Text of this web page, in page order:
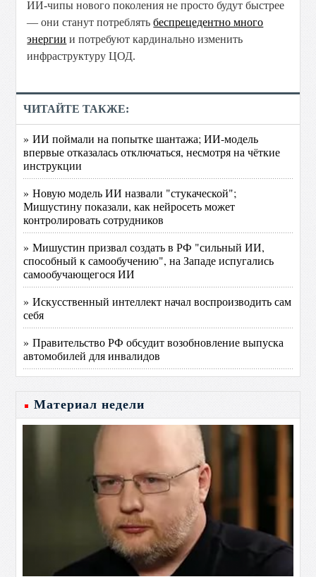
ИИ-чипы нового поколения не просто будут быстрее
— они станут потреблятьбеспрецедентно много
энергии и потребуют кардинально изменить
инфраструктуру ЦОД.
ЧИТАЙТЕ ТАКЖЕ:
» ИИ поймали на попытке шантажа; ИИ-модель
впервые отказалась отключаться, несмотря на чёткие
инструкции
» Новую модель ИИ назвали "стукаческой";
Мишустину показали, как нейросеть может
контролировать сотрудников
» Мишустин призвал создать в РФ "сильный ИИ,
способный к самообучению", на Западе испугались
самообучающегося ИИ
» Искусственный интеллект начал воспроизводить сам
себя
» Правительство РФ обсудит возобновление выпуска
автомобилей для инвалидов
Материал недели